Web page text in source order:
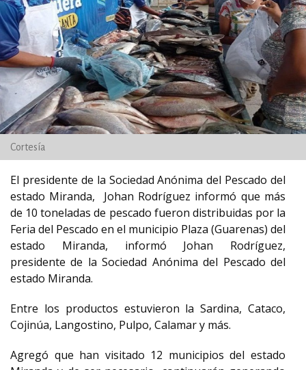
Cortesía
El presidente de la Sociedad Anónima del Pescado del
estado Miranda, Johan Rodríguez informó que más
de 10 toneladas de pescado fueron distribuidas por la
Feria del Pescado en el municipio Plaza (Guarenas) del
estado Miranda, informó Johan Rodríguez,
presidente de la Sociedad Anónima del Pescado del
estado Miranda.
Entre los productos estuvieron la Sardina, Cataco,
Cojinúa, Langostino, Pulpo, Calamar y más.
Agregó que han visitado 12 municipios del estado